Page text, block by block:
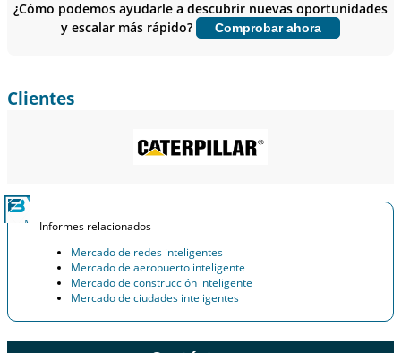
Personalizar ahora
¿Cómo podemos ayudarle a descubrir nuevas oportunidades
y escalar más rápido?
Comprobar ahora
Clientes
Informes relacionados
Mercado de redes inteligentes
Mercado de aeropuerto inteligente
Mercado de construcción inteligente
Mercado de ciudades inteligentes